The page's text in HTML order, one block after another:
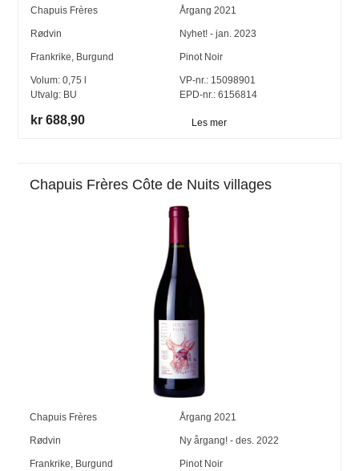
Chapuis Frères Årgang 2021
Rødvin Nyhet! - jan. 2023
Frankrike, Burgund Pinot Noir
Volum:0,75
Utvalg: BU
VP-nr.: 15098901
EPD-nr.: 6156814
kr 688,90 Les mer
Chapuis Frères Côte de Nuits villages
Chapuis Frères Årgang 2021
Rødvin Ny årgang! - des. 2022
Frankrike, Burgund Pinot Noir